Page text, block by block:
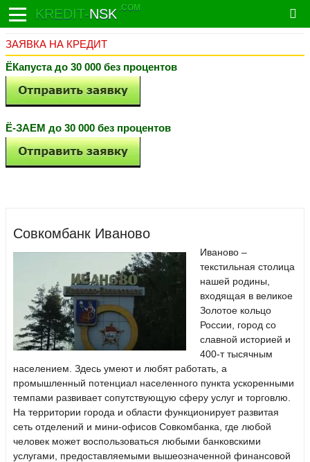
KREDIT-NSK .COM
ЗАЯВКА НА КРЕДИТ
ЁКапуста до 30 000 без процентов
Ё-ЗАЕМ до 30 000 без процентов
Совкомбанк Иваново
Иваново –
текстильная столица
нашей родины,
входящая в великое
Золотое кольцо
России, город со
славной историей и
400-т тысячным
населением. Здесь умеют и любят работать, а
промышленный потенциал населенного пункта ускоренными
темпами развивает сопутствующую сферу услуг и торговлю.
На территории города и области функционирует развитая
сеть отделений и мини-офисов Совкомбанка, где любой
человек может воспользоваться любыми банковскими
услугами, предоставляемыми вышеозначенной финансовой